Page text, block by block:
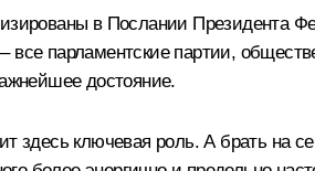
в Послании
парламентские партии,
достояние.
ключевая роль. А брать на